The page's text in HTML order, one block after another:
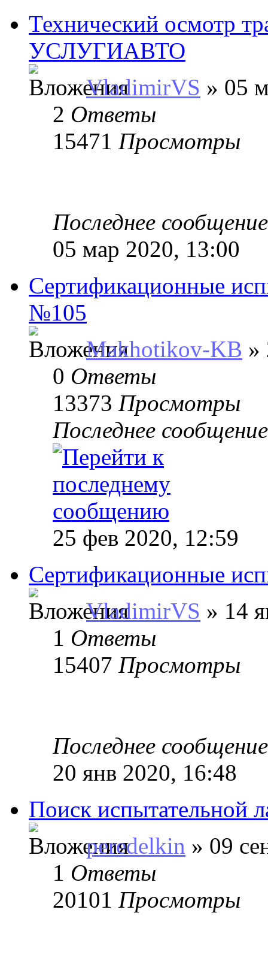
Технический осмотр
УСЛУГИАВТО
VladimirVS » 05
2 Ответы
15471 Просмотры
Последнее
05 мар 2020, 13:00
Сертификационные
№105
Makhotikov-KB »
0 Ответы
13373 Просмотры
Последнее
25 фев 2020, 12:59
Сертификационные
VladimirVS » 14
1 Ответы
15407 Просмотры
Последнее
20 янв 2020, 16:48
Поиск испытательной
peredelkin » 09
1 Ответы
20101 Просмотры